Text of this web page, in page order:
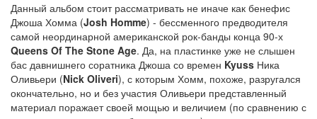
Данный альбом стоит рассматривать не иначе как бенефис
Джоша Хомма (Josh Homme) - бессменного предводителя
самой неординарной американской рок-банды конца 90-х
Queens Of The Stone Age. Да, на пластинке уже не слышен
бас давнишнего соратника Джоша со времен Kyuss Ника
Оливьери (Nick Oliveri), с которым Хомм, похоже, разругался
окончательно, но и без участия Оливьери представленный
материал поражает своей мощью и величием (по сравнению с